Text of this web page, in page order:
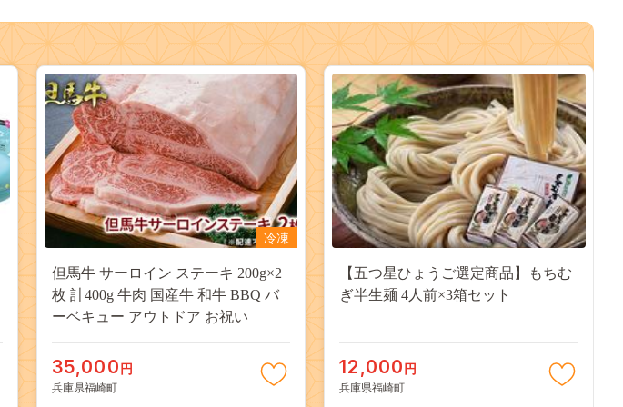
冷凍
但馬牛 サーロイン ステーキ 200g×2
枚 計400g 牛肉 国産牛 和牛 BBQ バ
ーベキュー アウトドア お祝い
35,000 円
兵庫県福崎町
【五つ星ひょうご選定商品】もちむ
ぎ半生麺 4人前×3箱セット
12,000 円
兵庫県福崎町